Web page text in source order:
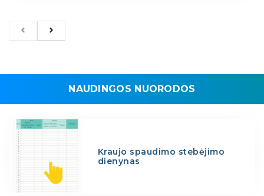
NAUDINGOS NUORODOS
Kraujo spaudimo stebėjimo
dienynas